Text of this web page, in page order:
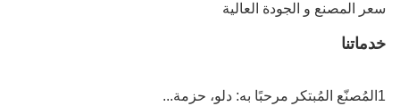
سعر المصنع و الجودة العالية
خدماتنا
1المُصنّع المُبتكر مرحبًا به: دلو، حزمة...